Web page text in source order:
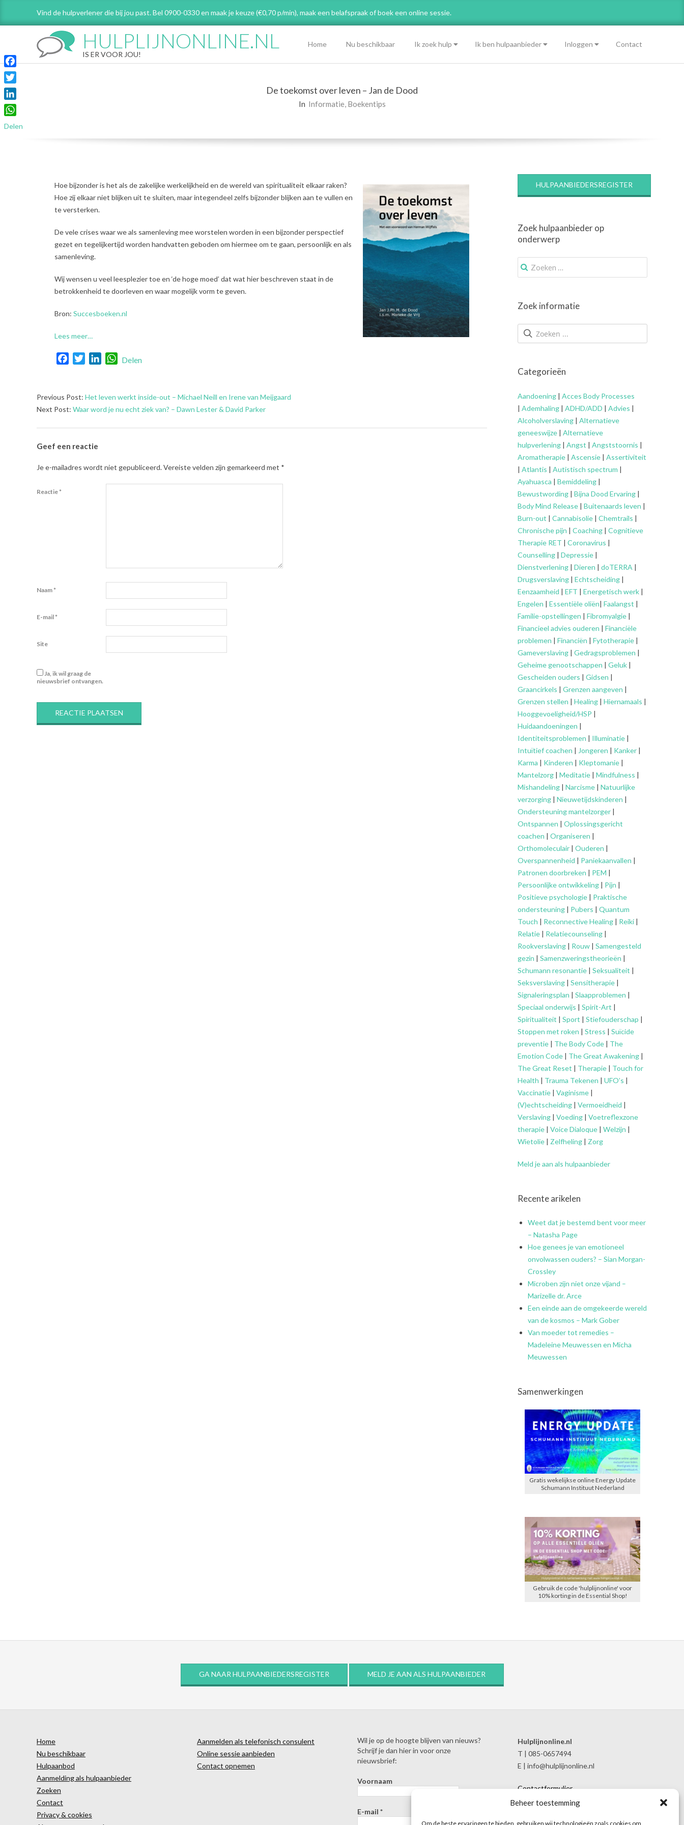
Beheer toestemming
Om de beste ervaringen te bieden, gebruiken wij technologieën zoals cookies om
Vind de hulpverlener die bij jou past. Bel 0900-0330 en maak je keuze (€0,70 p/min), maak een belafspraakof boek een online sessie.
HULPLIJNONLINE.NL
IS ER VOOR JOU!
Menu
Home Nu beschikbaar Ik zoek hulp Ik ben hulpaanbieder Inloggen Contact
De toekomst over leven – Jan de Dood
In Informatie, Boekentips
Hoe bijzonder is het als de zakelijke werkelijkheid en de wereld van spiritualiteit elkaar raken?
Hoe zij elkaar niet blijken uit te sluiten, maar integendeel zelfs bijzonder blijken aan te vullen en
te versterken.
De vele crises waar we als samenleving mee worstelen worden in een bijzonder perspectief
gezet en tegelijkertijd worden handvatten geboden om hiermee om te gaan, persoonlijk en als
samenleving.
Wij wensen u veel leesplezier toe en ‘de hoge moed’ dat wat hier beschreven staat in de
betrokkenheid te doorleven en waar mogelijk vorm te geven.
Bron: Succesboeken.nl
Lees meer…
FacebookTwitterLinkedInWhatsApp
Delen
2022-
11-
Previous Post: Het leven werkt inside-out – Michael Neill en Irene van Meijgaard
Next Post: Waar word je nu echt ziek van? – Dawn Lester & David Parker
Geef een reactie
Je e-mailadres wordt niet gepubliceerd.Vereiste velden zijn gemarkeerd met *
Reactie*
Naam*
E-mail*
Site
Ja, ik wil graag de
nieuwsbrief ontvangen.
HULPAANBIEDERSREGISTER
Zoek hulpaanbieder op
onderwerp
Zoek
naar:
Zoek informatie
Categorieën
Aandoening | Acces Body Processes
| Ademhaling | ADHD/ADD | Advies |
Alcoholverslaving | Alternatieve
geneeswijze | Alternatieve
hulpverlening | Angst | Angststoornis |
Aromatherapie | Ascensie | Assertiviteit
| Atlantis | Autistisch spectrum |
Ayahuasca | Bemiddeling |
Bewustwording | Bijna Dood Ervaring |
Body Mind Release | Buitenaards leven |
Burn-out | Cannabisolie | Chemtrails |
Chronische pijn | Coaching | Cognitieve
Therapie RET | Coronavirus |
Counselling | Depressie |
Dienstverlening | Dieren | doTERRA |
Drugsverslaving | Echtscheiding |
Eenzaamheid | EFT | Energetisch werk |
Engelen | Essentiële oliën| Faalangst |
Familie-opstellingen | Fibromyalgie |
Financieel advies ouderen | Financiële
problemen | Financiën | Fytotherapie |
Gameverslaving | Gedragsproblemen |
Geheime genootschappen | Geluk |
Gescheiden ouders | Gidsen |
Graancirkels | Grenzen aangeven |
Grenzen stellen | Healing | Hiernamaals |
Hooggevoeligheid/HSP |
Huidaandoeningen |
Identiteitsproblemen | Illuminatie |
Intuïtief coachen | Jongeren | Kanker |
Karma | Kinderen | Kleptomanie |
Mantelzorg | Meditatie | Mindfulness |
Mishandeling | Narcisme | Natuurlijke
verzorging | Nieuwetijdskinderen |
Ondersteuningmantelzorger |
Ontspannen | Oplossingsgericht
coachen | Organiseren |
Orthomoleculair | Ouderen |
Overspannenheid | Paniekaanvallen |
Patronen doorbreken | PEM |
Persoonlijke ontwikkeling | Pijn |
Positieve psychologie | Praktische
ondersteuning | Pubers | Quantum
Touch | Reconnective Healing | Reiki |
Relatie | Relatiecounseling |
Rookverslaving | Rouw | Samengesteld
gezin | Samenzweringstheorieën |
Schumann resonantie | Seksualiteit |
Seksverslaving | Sensitherapie |
Signaleringsplan | Slaapproblemen |
Speciaal onderwijs | Spirit-Art |
Spiritualiteit | Sport | Stiefouderschap |
Stoppen met roken | Stress | Suïcide
preventie | The Body Code | The
Emotion Code | The Great Awakening |
The Great Reset | Therapie | Touch for
Health | Trauma Tekenen | UFO’s |
Vaccinatie | Vaginisme |
(V)echtscheiding | Vermoeidheid |
Verslaving | Voeding | Voetreflexzone
therapie | Voice Dialoque | Welzijn |
Wietolie | Zelfheling | Zorg
Meld je aan als hulpaanbieder
Recente arikelen
Weet dat je bestemd bent voor meer
– Natasha Page
Hoe genees je van emotioneel
onvolwassen ouders? – Sian Morgan-
Crossley
Microben zijn niet onze vijand –
Marizelle dr. Arce
Een einde aan de omgekeerde wereld
van de kosmos – Mark Gober
Van moeder tot remedies –
Madeleine Meuwessen en Micha
Meuwessen
Samenwerkingen
Gratis wekelijkse online Energy Update
Schumann Instituut Nederland
Gebruik de code 'hulplijnonline' voor
10% korting in de Essential Shop!
GA NAAR HULPAANBIEDERSREGISTER MELD JE AAN ALS HULPAANBIEDER
Home
Nu beschikbaar
Hulpaanbod
Aanmelding als hulpaanbieder
Zoeken
Contact
Privacy & cookies
Aanmelden als telefonisch consulent
Online sessie aanbieden
Contact opnemen
Wil je op de hoogte blijven van nieuws?
Schrijf je dan hier in voor onze
nieuwsbrief:
Voornaam
E-mail *
Hulplijnonline.nl
T | 085-0657494
E | info@hulplijnonline.nl
Contactformulier
Over Hulplijnonline.nl
Facebook
Twitter
LinkedIn
WhatsApp
Delen